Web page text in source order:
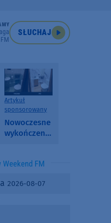
SŁUCHAJ
Artykuł
sponsorowany
Nowoczesne
wykończenia
SPC, WPC i
kamienny
FM
2026-08-07